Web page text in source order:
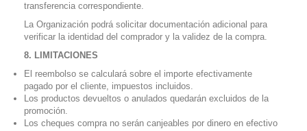
transferencia correspondiente.
La Organización podrá solicitar documentación adicional para
verificar la identidad del comprador y la validez de la compra.
8. LIMITACIONES
El reembolso se calculará sobre el importe efectivamente
pagado por el cliente, impuestos incluidos.
Los productos devueltos o anulados quedarán excluidos de la
promoción.
Los cheques compra no serán canjeables por dinero en efectivo